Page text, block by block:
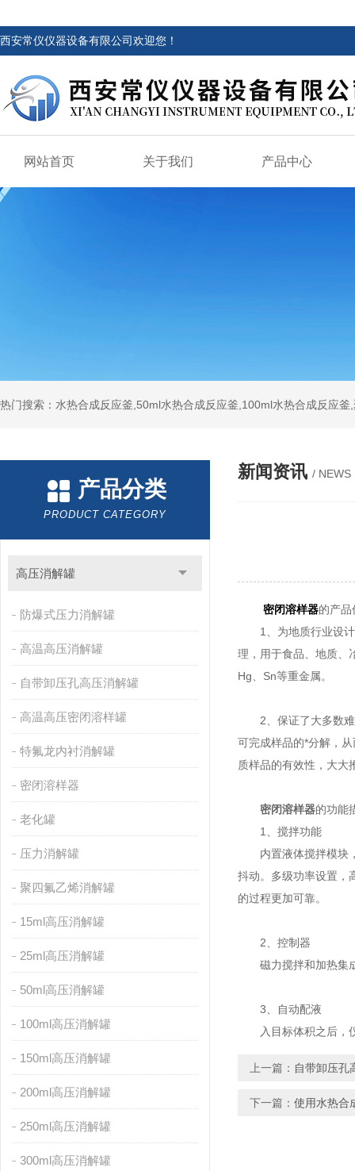
西安常仪仪器设备有限公司欢迎您！
网站首页 关于我们 产品中心
热门搜索：水热合成反应釜,50ml水热合成反应釜,100ml水热合成反应
产品分类
PRODUCT CATEGORY
高压消解罐
防爆式压力消解罐
高温高压消解罐
自带卸压孔高压消解罐
高温高压密闭溶样罐
特氟龙内衬消解罐
密闭溶样器
老化罐
压力消解罐
聚四氟乙烯消解罐
15ml高压消解罐
25ml高压消解罐
50ml高压消解罐
100ml高压消解罐
150ml高压消解罐
200ml高压消解罐
250ml高压消解罐
300ml高压消解罐
新闻资讯 / NEWS
密闭溶样器的产品
1、为地质行业设计
理，用于食品、地质、
Hg、Sn等重金属。
2、保证了大多数难
可完成样品的*分解，
质样品的有效性，大大
密闭溶样器的功能
1、搅拌功能
内置液体搅拌模块，
抖动。多级功率设置，
的过程更加可靠。
2、控制器
磁力搅拌和加热集成
3、自动配液
入目标体积之后，
上一篇： 自带卸压孔
下一篇： 使用水热合